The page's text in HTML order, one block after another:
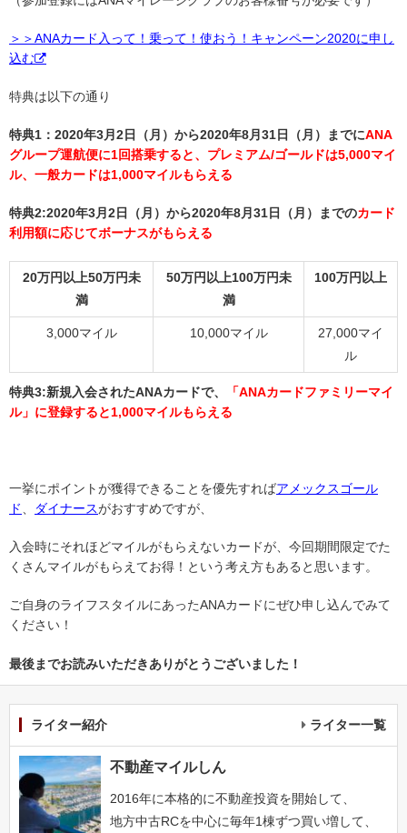
＞＞ANAカード入って！乗って！使おう！キャンペーン2020に申し
込む
特典は以下の通り
特典1：2020年3月2日（月）から2020年8月31日（月）までにANA
グループ運航便に1回搭乗すると、プレミアム/ゴールドは5,000マイ
ル、一般カードは1,000マイルもらえる
特典2:2020年3月2日（月）から2020年8月31日（月）までのカード
利用額に応じてボーナスがもらえる
20万円以上50万円未
満
50万円以上100万円未
満
100万円以上
3,000マイル 10,000マイル
27,000マイ
ル
特典3:新規入会されたANAカードで、
「ANAカードファミリーマイ
ル」に登録すると1,000マイルもらえる
一挙にポイントが獲得できることを優先すればアメックスゴール
ド、 ダイナースがおすすめですが、
入会時にそれほどマイルがもらえないカードが、今回期間限定でた
くさんマイルがもらえてお得！という考え方もあると思います。
ご自身のライフスタイルにあったANAカードにぜひ申し込んでみて
ください！
最後までお読みいただきありがとうございました！
ライター紹介 ライター一覧
不動産マイルしん
2016年に本格的に不動産投資を開始して、
地方中古RCを中心に毎年1棟ずつ買い増して、